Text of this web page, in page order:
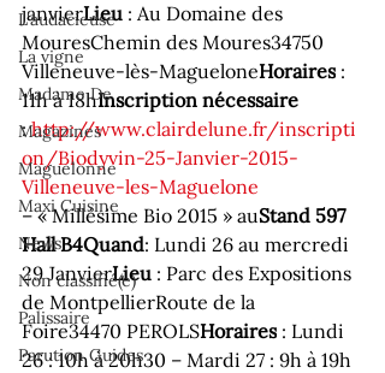
L'audacieuse
La vigne
Madame De
Magazines
Maguelonne
Maxi Cuisine
News
Non classifié(e)
Palissaire
Parution Guides
janvierLieu : Au Domaine des
MouresChemin des Moures34750
Villeneuve-lès-MagueloneHoraires :
11h à 18hInscription nécessaire
: http://www.clairdelune.fr/inscripti
on/Biodyvin-25-Janvier-2015-
Villeneuve-les-Maguelone
– « Millésime Bio 2015 » auStand 597
Hall B4Quand: Lundi 26 au mercredi
29 JanvierLieu : Parc des Expositions
de MontpellierRoute de la
Foire34470 PEROLSHoraires : Lundi
26 : 10h à 20h30 – Mardi 27 : 9h à 19h